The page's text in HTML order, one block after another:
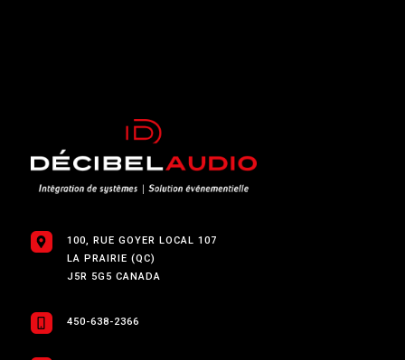
100, RUE GOYER LOCAL 107
LA PRAIRIE (QC)
J5R 5G5 CANADA
450-638-2366